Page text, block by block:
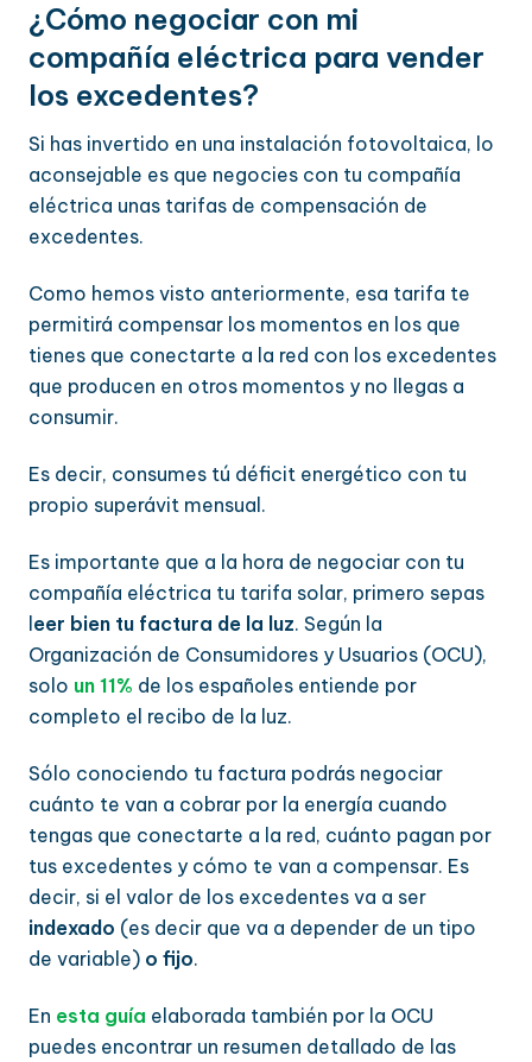
¿Cómo negociar con mi
compañía eléctrica para vender
los excedentes?
Si has invertido en una instalación fotovoltaica, lo
aconsejable es que negocies con tu compañía
eléctrica unas tarifas de compensación de
excedentes.
Como hemos visto anteriormente, esa tarifa te
permitirá compensar los momentos en los que
tienes que conectarte a la red con los excedentes
que producen en otros momentos y no llegas a
consumir.
Es decir, consumes tú déficit energético con tu
propio superávit mensual.
Es importante que a la hora de negociar con tu
compañía eléctrica tu tarifa solar, primero sepas
eer bien tu factura de la luz. Según la
Organización de Consumidores y Usuarios (OCU),
solo un 11% de los españoles entiende por
completo el recibo de la luz.
Sólo conociendo tu factura podrás negociar
cuánto te van a cobrar por la energía cuando
tengas que conectarte a la red, cuánto pagan por
tus excedentes y cómo te van a compensar. Es
decir, si el valor de los excedentes va a ser
indexado (es decir que va a depender de un tipo
de variable) o fijo.
En esta guía elaborada también por la OCU
puedes encontrar un resumen detallado de las